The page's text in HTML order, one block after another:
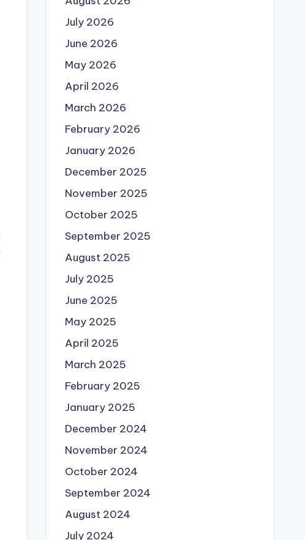
July 2026
June 2026
May 2026
April 2026
March 2026
February 2026
January 2026
December 2025
November 2025
October 2025
September 2025
August 2025
July 2025
June 2025
May 2025
April 2025
March 2025
February 2025
January 2025
December 2024
November 2024
October 2024
September 2024
August 2024
July 2024